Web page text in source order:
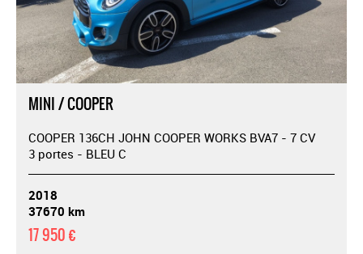
MINI / COOPER
COOPER 136CH JOHN COOPER WORKS BVA7 - 7 CV
3 portes - BLEU C
2018
37670 km
17 950 €